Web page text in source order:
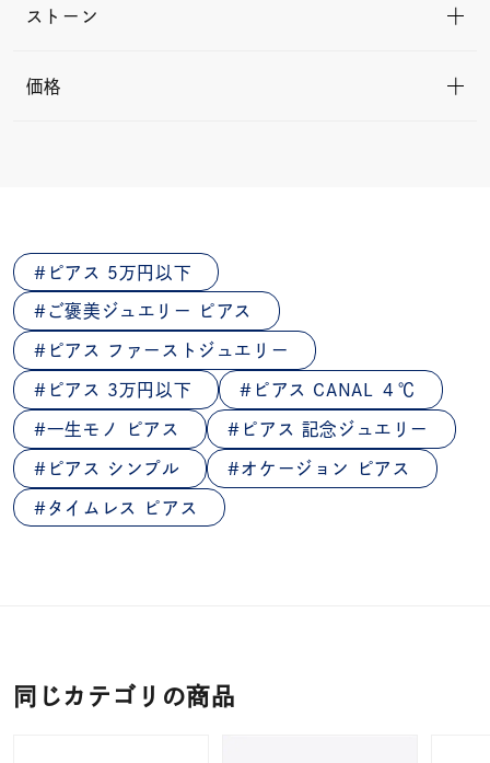
ストーン
価格
ピアス 5万円以下
ご褒美ジュエリー ピアス
ピアス ファーストジュエリー
ピアス 3万円以下 ピアス CANAL ４℃
一生モノ ピアス ピアス 記念ジュエリー
ピアス シンプル オケージョン ピアス
タイムレス ピアス
同じカテゴリの商品